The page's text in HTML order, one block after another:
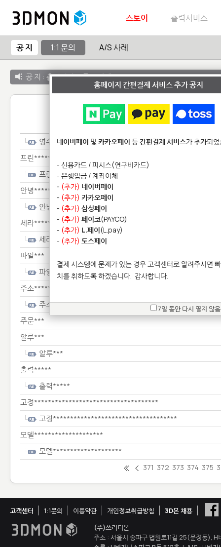
스토어 출력서비스
공 지 1:1 문의 A/S 사례
공 지 : 출력서비스 종료 안내
1:1 문
영수*******
프린*********
프린*********
안녕*******************
안녕*******************
세라********************
세라********************
파일***
파일***
주소*********
주소*********
주문***
알루***
알루***
출력*****
출력*****
고정************************************
고정************************************
모델********************
모델********************
371 372 373 374 375
고객센터 1:1문의 이용약관 개인정보취급방침
3D몬 채용
(주)쓰리디몬
주소 : 서울시 송파구 법원로11길 25(문정동),
홈페이지 간편결제 서비스 추가 공지
네이버페이 및 카카오페이 등간편결제 서비스가추가되
- 신용카드 / 피시스(연구비카드)
- 은행입금 / 계좌이체
- (추가) 네이버페이
- (추가) 카카오페이
- (추가) 삼성페이
- (추가) 페이코(PAYCO)
- (추가) L.페이(L.pay)
- (추가) 토스페이
결제 시스템에 문제가 있는 경우 고객센터로 알려주시면
치를 취하도록 하겠습니다. 감사합니다.
7일 동안 다시 열지 않음